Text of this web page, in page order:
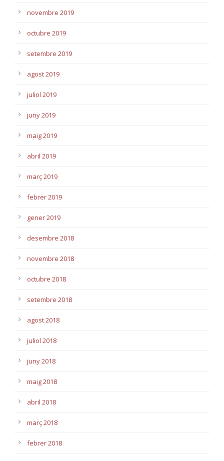
novembre 2019
octubre 2019
setembre 2019
agost 2019
juliol 2019
juny 2019
maig 2019
abril 2019
març 2019
febrer 2019
gener 2019
desembre 2018
novembre 2018
octubre 2018
setembre 2018
agost 2018
juliol 2018
juny 2018
maig 2018
abril 2018
març 2018
febrer 2018